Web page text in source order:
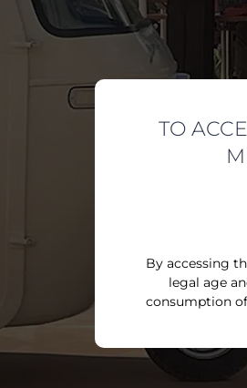
TO
By accessing
legal age
consumption